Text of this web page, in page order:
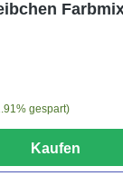
gespart)
Kaufen